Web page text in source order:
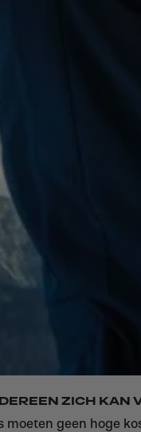
ZICH KAN
moeten geen hoge